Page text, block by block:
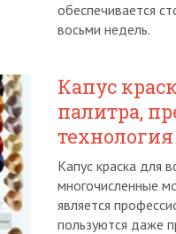
обеспечивается
восьми недель.
Капус
палитра,
Капус краска для
многочисленные
является
пользуются даже